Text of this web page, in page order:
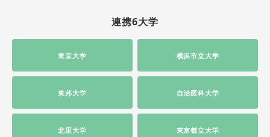
連携6大学
東京大学 横浜市立大学
東邦大学 自治医科大学
北里大学 東京都立大学